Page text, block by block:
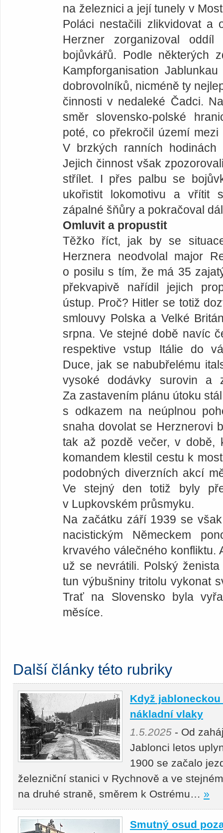
na železnici a její tunely v
Poláci nestačili zlikvidovat a
Herzner zorganizoval
bojůvkářů. Podle některých
Kampforganisation
dobrovolníků, nicméně ty
činnosti v nedaleké Čadci.
směr slovensko-polské
poté, co překročil území
V brzkých ranních
Jejich činnost však
střílet. I přes palbu se
ukořistit lokomotivu a vřítit
zápalné šňůry a pokračoval
Omluvit a propustit
Těžko říct, jak by se
Herznera neodvolal major
o posilu s tím, že má 35
překvapivě nařídil jejich
ústup. Proč? Hitler se totiž
smlouvy Polska a Velké
srpna. Ve stejné době navíc
respektive vstup Itálie do
Duce, jak se nabubřelému
vysoké dodávky surovin a
Za zastavením plánu útoku
s odkazem na neúplnou
snaha dovolat se Herznerovi
tak až pozdě večer, v době,
komandem klestil cestu k
podobných diverzních akcí
Ve stejný den totiž byly
v Lupkovském průsmyku.
Na začátku září 1939 se
nacistickým Německem
krvavého válečného konfliktu.
už se nevrátili. Polský
tun výbušniny tritolu vykonat
Trať na Slovensko byla
měsíce.
Další články této rubriky
Když
nákladní vlaky
1.5.2025 - Od
Jablonci letos
1900 se začalo
železniční stanici v Rychnově a ve
na druhé straně, směrem k Ostrému… »
Smutný osud